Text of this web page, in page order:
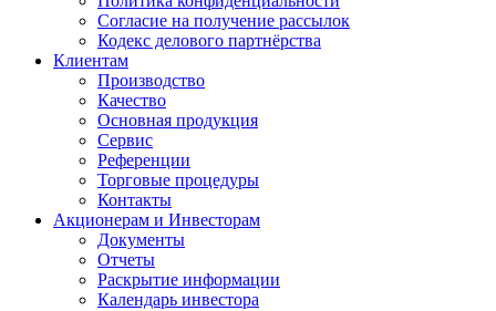
Согласие на получение рассылок
Кодекс делового партнёрства
Клиентам
Производство
Качество
Основная продукция
Сервис
Референции
Торговые процедуры
Контакты
Акционерам и Инвесторам
Документы
Отчеты
Раскрытие информации
Календарь инвестора